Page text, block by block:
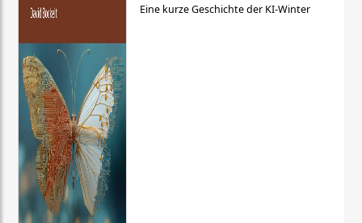
Eine kurze Geschichte der KI-Winter